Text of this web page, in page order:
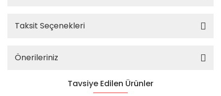
Taksit Seçenekleri
Önerileriniz
Tavsiye Edilen Ürünler